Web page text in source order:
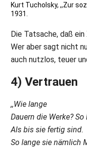
Kurt Tucholsky, ,,Zur
1931.
Die Tatsache, daß
Wer aber sagt nicht
auch nutzlos, teuer
4) Vertrauen
,,Wie lange
Dauern die Werke? So
Als bis sie fertig sind.
So lange sie nämlich